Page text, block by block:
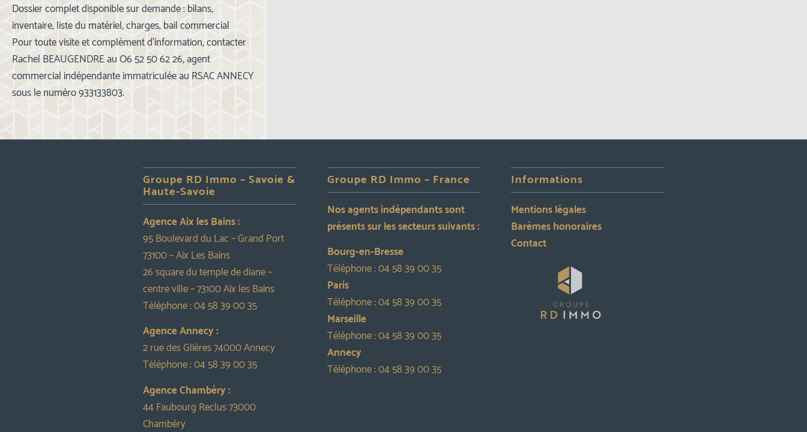
Dossier complet disponible sur demande : bilans,
inventaire, liste du matériel, charges, bail commercial
Pour toute visite et complément d'information, contacter
Rachel BEAUGENDRE au O6 52 50 62 26, agent
commercial indépendante immatriculée au RSAC ANNECY
sous le numéro 933133803.
Groupe RD Immo – Savoie &
Haute-Savoie
Agence Aix les Bains :
95 Boulevard du Lac – Grand Port
73100 – Aix Les Bains
26 square du temple de diane –
centre ville – 73100 Aix les Bains
Téléphone :04 58 39 00 35
Agence Annecy :
2 rue des Glières 74000 Annecy
Téléphone :04 58 39 00 35
Agence Chambéry :
44 Faubourg Reclus 73000
Chambéry
Groupe RD Immo – France
Nos agents indépendants sont
présents sur les secteurs suivants :
Bourg-en-Bresse
Téléphone :04 58 39 00 35
Paris
Téléphone :04 58 39 00 35
Marseille
Téléphone :04 58 39 00 35
Annecy
Téléphone :04 58 39 00 35
Informations
Mentions légales
Barèmes honoraires
Contact